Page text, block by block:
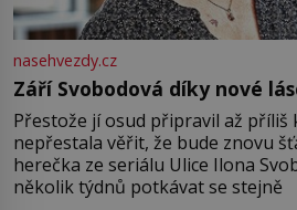
nasehvezdy.cz
Září Svobodová díky nové
Přestože jí osud připravil až
nepřestala věřit, že bude znovu šťastná.
herečka ze seriálu Ulice Ilona
několik týdnů potkávat se stejně